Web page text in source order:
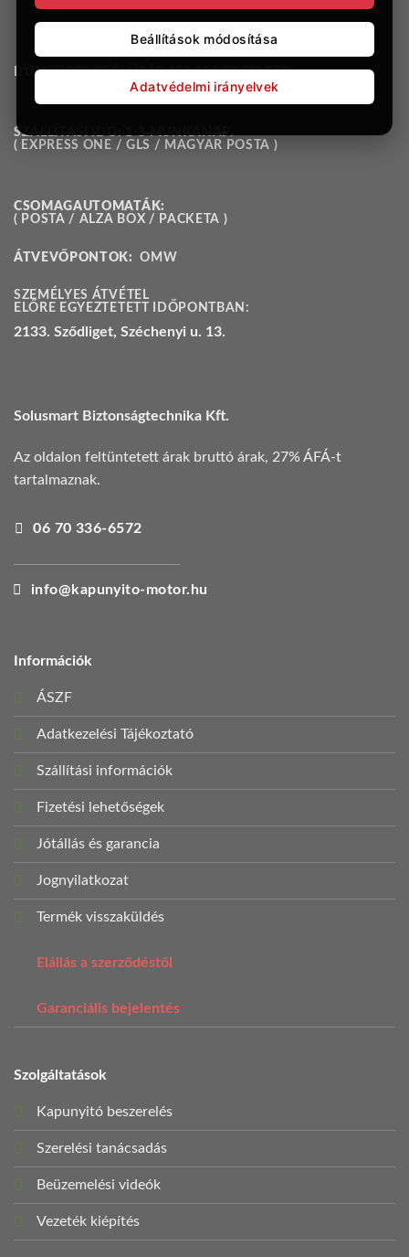
DÍJMENTES SZÁLLÍTÁS 150.000 FT FELETT.
SZÁLLÍTÁSI IDŐ: 1-3 MUNKANAP.
( EXPRESS ONE / GLS / MAGYAR POSTA )
CSOMAGAUTOMATÁK:
( POSTA / ALZA BOX / PACKETA )
ÁTVEVŐPONTOK:OMW
SZEMÉLYES ÁTVÉTEL
ELŐRE EGYEZTETETT IDŐPONTBAN:
2133. Sződliget, Széchenyi u. 13.
Solusmart Biztonságtechnika Kft.
Az oldalon feltüntetett árak bruttó árak, 27% ÁFÁ-t
tartalmaznak.
06 70 336-6572
info@kapunyito-motor.hu
Információk
ÁSZF
Adatkezelési Tájékoztató
Szállítási információk
Fizetési lehetőségek
Jótállás és garancia
Jognyilatkozat
Termék visszaküldés
Elállás a szerződéstől
Garanciális bejelentés
Szolgáltatások
Kapunyitó beszerelés
Szerelési tanácsadás
Beüzemelési videók
Vezeték kiépítés
Beállítások módosítása
Adatvédelmi irányelvek